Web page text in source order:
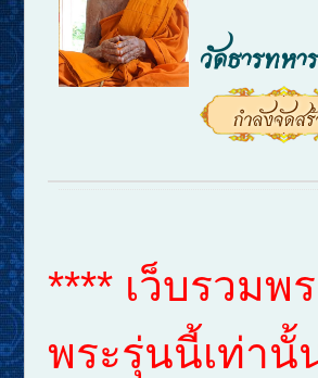
วัดธารทห
**** เว็บรวมพ
พระรุ่นนี้เท่านั้